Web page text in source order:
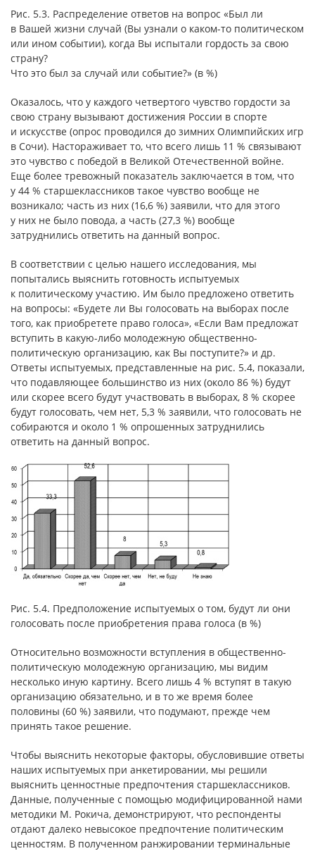
Рис. 5.3. Распределение ответов на вопрос «Был ли
в Вашей жизни случай (Вы узнали о каком-то политическом
или ином событии), когда Вы испытали гордость за свою
страну?
Что это был за случай или событие?» (в %)
Оказалось, что у каждого четвертого чувство гордости за
свою страну вызывают достижения России в спорте
и искусстве (опрос проводился до зимних Олимпийских игр
в Сочи). Настораживает то, что всего лишь 11 % связывают
это чувство с победой в Великой Отечественной войне.
Еще более тревожный показатель заключается в том, что
у 44 % старшеклассников такое чувство вообще не
возникало; часть из них (16,6 %) заявили, что для этого
у них не было повода, а часть (27,3 %) вообще
затруднились ответить на данный вопрос.
В соответствии с целью нашего исследования, мы
попытались выяснить готовность испытуемых
к политическому участию. Им было предложено ответить
на вопросы: «Будете ли Вы голосовать на выборах после
того, как приобретете право голоса», «Если Вам предложат
вступить в какую-либо молодежную общественно-
политическую организацию, как Вы поступите?» и др.
Ответы испытуемых, представленные на рис. 5.4, показали,
что подавляющее большинство из них (около 86 %) будут
или скорее всего будут участвовать в выборах, 8 % скорее
будут голосовать, чем нет, 5,3 % заявили, что голосовать не
собираются и около 1 % опрошенных затруднились
ответить на данный вопрос.
Рис. 5.4. Предположение испытуемых о том, будут ли они
голосовать после приобретения права голоса (в %)
Относительно возможности вступления в общественно-
политическую молодежную организацию, мы видим
несколько иную картину. Всего лишь 4 % вступят в такую
организацию обязательно, и в то же время более
половины (60 %) заявили, что подумают, прежде чем
принять такое решение.
Чтобы выяснить некоторые факторы, обусловившие ответы
наших испытуемых при анкетировании, мы решили
выяснить ценностные предпочтения старшеклассников.
Данные, полученные с помощью модифицированной нами
методики М. Рокича, демонстрируют, что респонденты
отдают далеко невысокое предпочтение политическим
ценностям. В полученном ранжировании терминальные